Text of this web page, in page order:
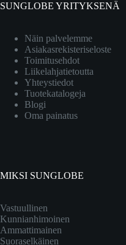
SUNGLOBE YRITYKSENÄ
Näin palvelemme
Asiakasrekisteriseloste
Toimitusehdot
Liikelahjatietoutta
Yhteystiedot
Tuotekatalogeja
Blogi
Oma painatus
MIKSI SUNGLOBE
Vastuullinen
Kunnianhimoinen
Ammattimainen
Suoraselkäinen